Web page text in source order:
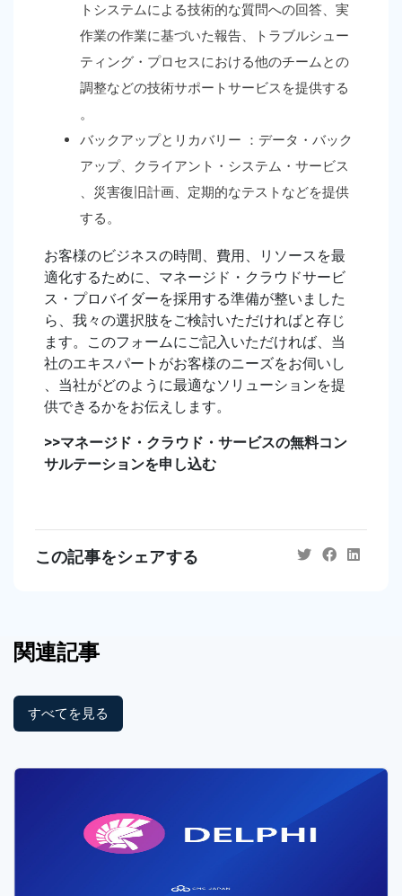
トシステムによる技術的な質問への回答、実
作業の作業に基づいた報告、トラブルシュー
ティング・プロセスにおける他のチームとの
調整などの技術サポートサービスを提供する
。
バックアップとリカバリー ：データ・バック
アップ、クライアント・システム・サービス
、災害復旧計画、定期的なテストなどを提供
する。
お客様のビジネスの時間、費用、リソースを最
適化するために、マネージド・クラウドサービ
ス・プロバイダーを採用する準備が整いました
ら、我々の選択肢をご検討いただければと存じ
ます。このフォームにご記入いただければ、当
社のエキスパートがお客様のニーズをお伺いし
、当社がどのように最適なソリューションを提
供できるかをお伝えします。
>>マネージド・クラウド・サービスの無料コン
サルテーションを申し込む
この記事をシェアする
関連記事
すべてを見る